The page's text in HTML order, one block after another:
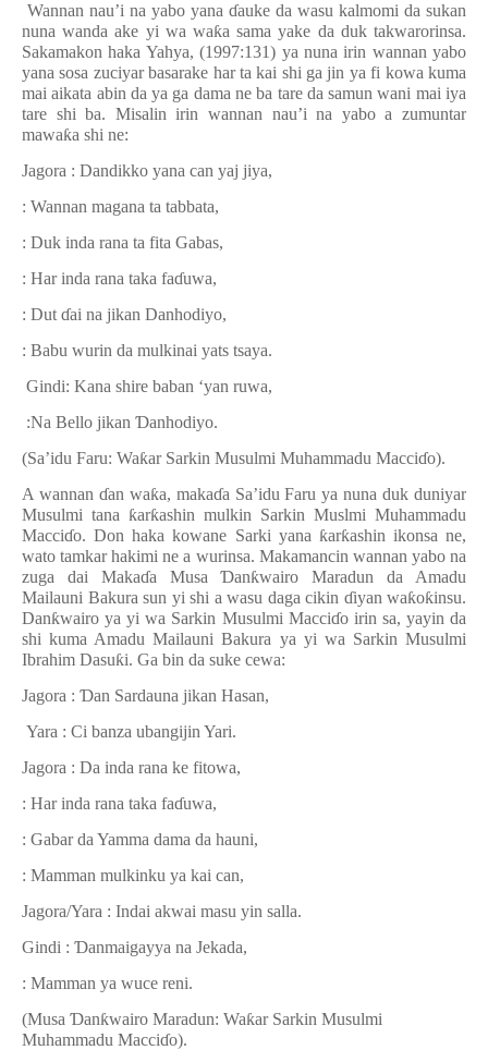
Wannan nau’i na yabo yana ɗauke da wasu kalmomi da sukan
nuna wanda ake yi wa waƙa sama yake da duk takwarorinsa.
Sakamakon haka Yahya, (1997:131) ya nuna irin wannan yabo
yana sosa zuciyar basarake har ta kai shi ga jin ya fi kowa kuma
mai aikata abin da ya ga dama ne ba tare da samun wani mai iya
tare shi ba. Misalin irin wannan nau’i na yabo a zumuntar
mawaƙa shi ne:
Jagora : Dandikko yana can yaj jiya,
: Wannan magana ta tabbata,
: Duk inda rana ta fita Gabas,
: Har inda rana taka faɗuwa,
: Dut ɗai na jikan Danhodiyo,
: Babu wurin da mulkinai yats tsaya.
Gindi: Kana shire baban ‘yan ruwa,
:Na Bello jikan Ɗanhodiyo.
(Sa’idu Faru: Waƙar Sarkin Musulmi Muhammadu Macciɗo).
A wannan ɗan waƙa, makaɗa Sa’idu Faru ya nuna duk duniyar
Musulmi tana ƙarƙashin mulkin Sarkin Muslmi Muhammadu
Macciɗo. Don haka kowane Sarki yana ƙarƙashin ikonsa ne,
wato tamkar hakimi ne a wurinsa. Makamancin wannan yabo na
zuga dai Makaɗa MusaƊanƙwairo Maradun da Amadu
Mailauni Bakura sun yi shi a wasu daga cikin ɗiyan waƙoƙinsu.
Danƙwairo ya yi wa Sarkin Musulmi Macciɗo irin sa, yayin da
shi kuma Amadu Mailauni Bakura ya yi wa Sarkin Musulmi
Ibrahim Dasuƙi. Ga bin da suke cewa:
Jagora : Ɗan Sardauna jikan Hasan,
Yara : Ci banza ubangijin Yari.
Jagora : Da inda rana ke fitowa,
: Har inda rana taka faɗuwa,
: Gabar da Yamma dama da hauni,
: Mamman mulkinku ya kai can,
Jagora/Yara : Indai akwai masu yin salla.
Gindi : Ɗanmaigayya na Jekada,
: Mamman ya wuce reni.
(Musa Ɗanƙwairo Maradun: Waƙar Sarkin Musulmi
Muhammadu Macciɗo).